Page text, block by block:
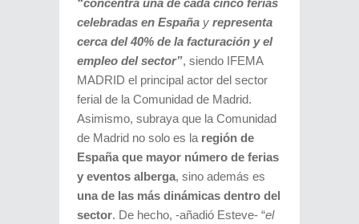
“concentra una de cada cinco ferias
celebradas en España y representa
cerca del 40% de la facturación y el
empleo del sector”, siendo IFEMA
MADRID el principal actor del sector
ferial de la Comunidad de Madrid.
Asimismo, subraya que la Comunidad
de Madrid no solo es la región de
España que mayor número de ferias
y eventos alberga, sino además es
una de las más dinámicas dentro del
sector. De hecho, -añadió Esteve- “el